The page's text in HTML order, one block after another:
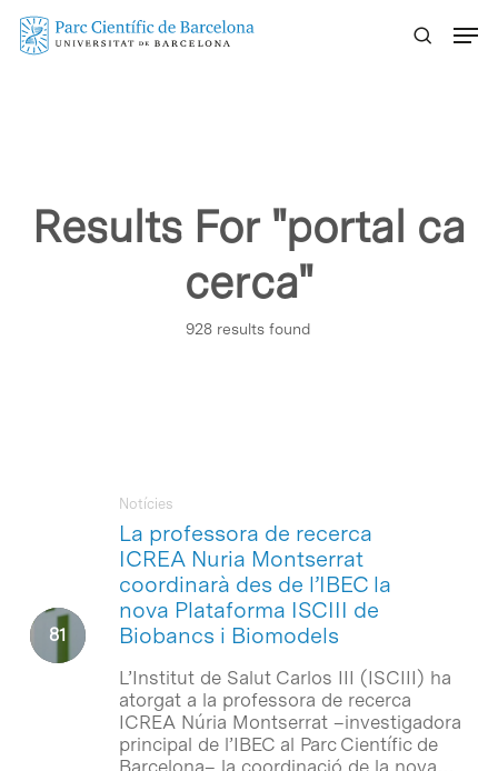
Skip
Results For "portal ca
cerca"
928 results found
La professora de recerca
ICREA Nuria Montserrat
coordinarà des de l’IBEC la
nova Plataforma ISCIII de
Biobancs i Biomodels
Notícies
L’Institut de Salut Carlos III (ISCIII) ha
atorgat a la professora de recerca
ICREA Núria Montserrat –investigadora
principal de l’IBEC al Parc Científic de
Barcelona– la coordinació de la nova…